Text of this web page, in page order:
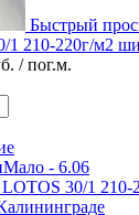
Быстрый
1 210-220г/м2
/ пог.м.
Мало - 6.06